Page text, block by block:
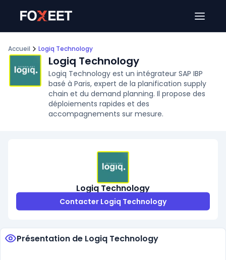
Accueil Logiq Technology
Logiq Technology
Logiq Technology est un intégrateur SAP IBP
basé à Paris, expert de la planification supply
chain et du demand planning. Il propose des
déploiements rapides et des
accompagnements sur mesure.
Logiq Technology
Contacter Logiq Technology
Présentation de Logiq Technology